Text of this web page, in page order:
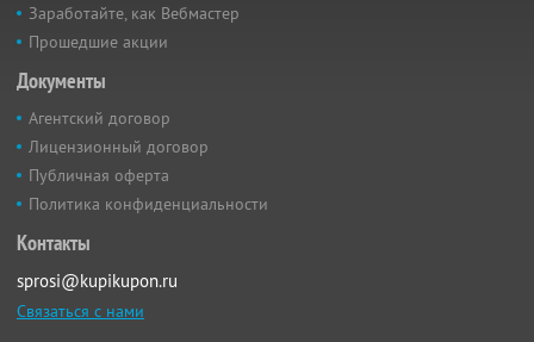
Заработайте, как Вебмастер
Прошедшие акции
Документы
Агентский договор
Лицензионный договор
Публичная оферта
Политика конфиденциальности
Контакты
sprosi@kupikupon.ru
Связаться с нами